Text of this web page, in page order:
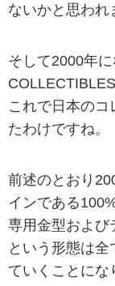
ないかと思われ
そして2000年
これで日本のコ
たわけですね。
前述のとおり
インである
専用金型および
という形態は
ていくことにな